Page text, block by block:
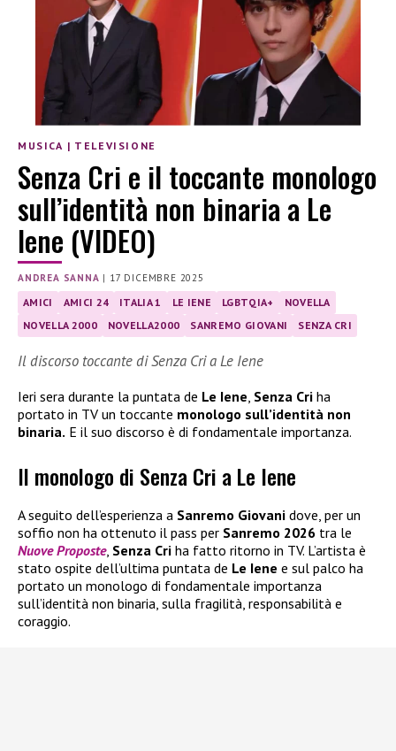
MUSICA | TELEVISIONE
Senza Cri e il toccante monologo
sull’identità non binaria a Le
Iene (VIDEO)
ANDREA SANNA | 17 DICEMBRE 2025
AMICI AMICI 24 ITALIA 1 LE IENE LGBTQIA+
NOVELLA
NOVELLA 2000
NOVELLA2000 SANREMO GIOVANI SENZA CRI
Il discorso toccante di Senza Cri a Le Iene
Ieri sera durante la puntata de Le Iene Senza Cri ha
portato in TV un toccante monologo sull’identità non
binaria. E il suo discorso è di fondamentale importanza.
Il monologo di Senza Cri a Le Iene
A seguito dell’esperienza a Sanremo Giovani dove, per un
soffio non ha ottenuto il pass per Sanremo 2026 tra le
Nuove Proposte, Senza Cri ha fatto ritorno in TV. L’artista è
stato ospite dell’ultima puntata de Le Iene e sul palco ha
portato un monologo di fondamentale importanza
sull’identità non binaria, sulla fragilità, responsabilità e
coraggio.